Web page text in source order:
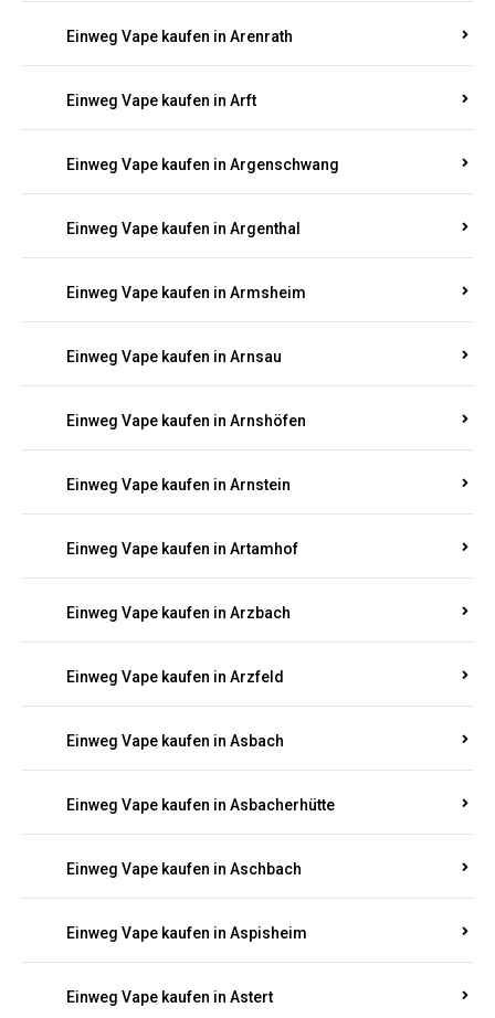
Einweg Vape kaufen in Arenrath
Einweg Vape kaufen in Arft
Einweg Vape kaufen in Argenschwang
Einweg Vape kaufen in Argenthal
Einweg Vape kaufen in Armsheim
Einweg Vape kaufen in Arnsau
Einweg Vape kaufen in Arnshöfen
Einweg Vape kaufen in Arnstein
Einweg Vape kaufen in Artamhof
Einweg Vape kaufen in Arzbach
Einweg Vape kaufen in Arzfeld
Einweg Vape kaufen in Asbach
Einweg Vape kaufen in Asbacherhütte
Einweg Vape kaufen in Aschbach
Einweg Vape kaufen in Aspisheim
Einweg Vape kaufen in Astert